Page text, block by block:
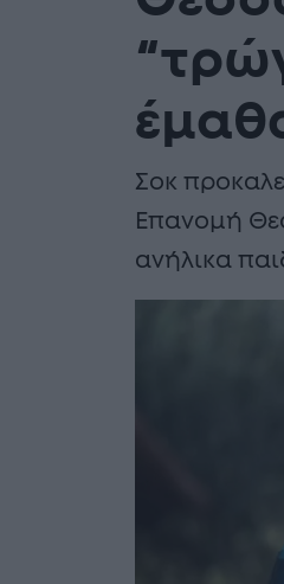
Σοκ
Επανομή
ανήλικα